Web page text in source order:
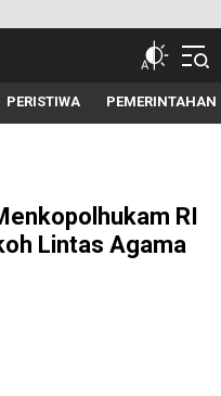
PERISTIWA PEMERINTAHAN
RI
Lintas Agama